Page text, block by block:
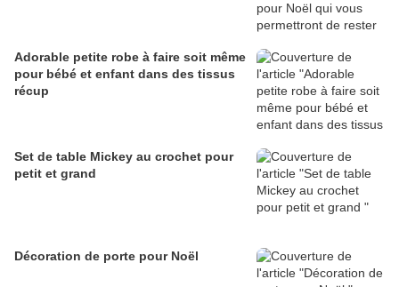
Adorable petite robe à faire soit même
pour bébé et enfant dans des tissus
récup
Set de table Mickey au crochet pour
petit et grand
Décoration de porte pour Noël